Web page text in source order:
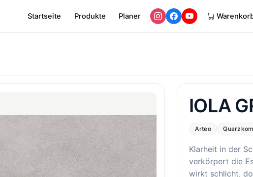
Startseite Produkte Planer
IOLA
Arteo
Klarheit in der
verkörpert die
wirkt schlicht,